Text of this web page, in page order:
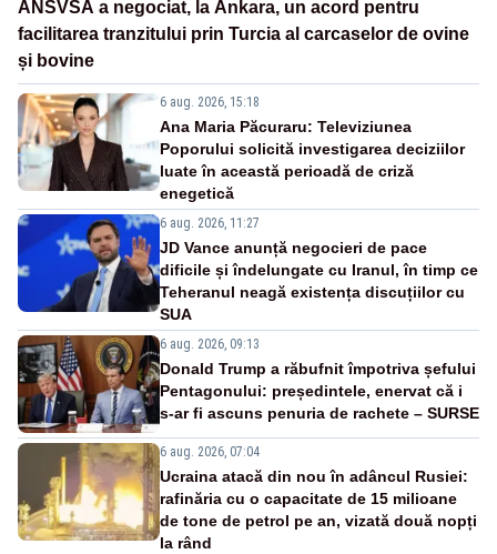
ANSVSA a negociat, la Ankara, un acord pentru
facilitarea tranzitului prin Turcia al carcaselor de ovine
și bovine
6 aug. 2026, 15:18
Ana Maria Păcuraru: Televiziunea
Poporului solicită investigarea deciziilor
luate în această perioadă de criză
enegetică
6 aug. 2026, 11:27
JD Vance anunță negocieri de pace
dificile și îndelungate cu Iranul, în timp ce
Teheranul neagă existența discuțiilor cu
SUA
6 aug. 2026, 09:13
Donald Trump a răbufnit împotriva șefului
Pentagonului: președintele, enervat că i
s-ar fi ascuns penuria de rachete – SURSE
6 aug. 2026, 07:04
Ucraina atacă din nou în adâncul Rusiei:
rafinăria cu o capacitate de 15 milioane
de tone de petrol pe an, vizată două nopți
la rând